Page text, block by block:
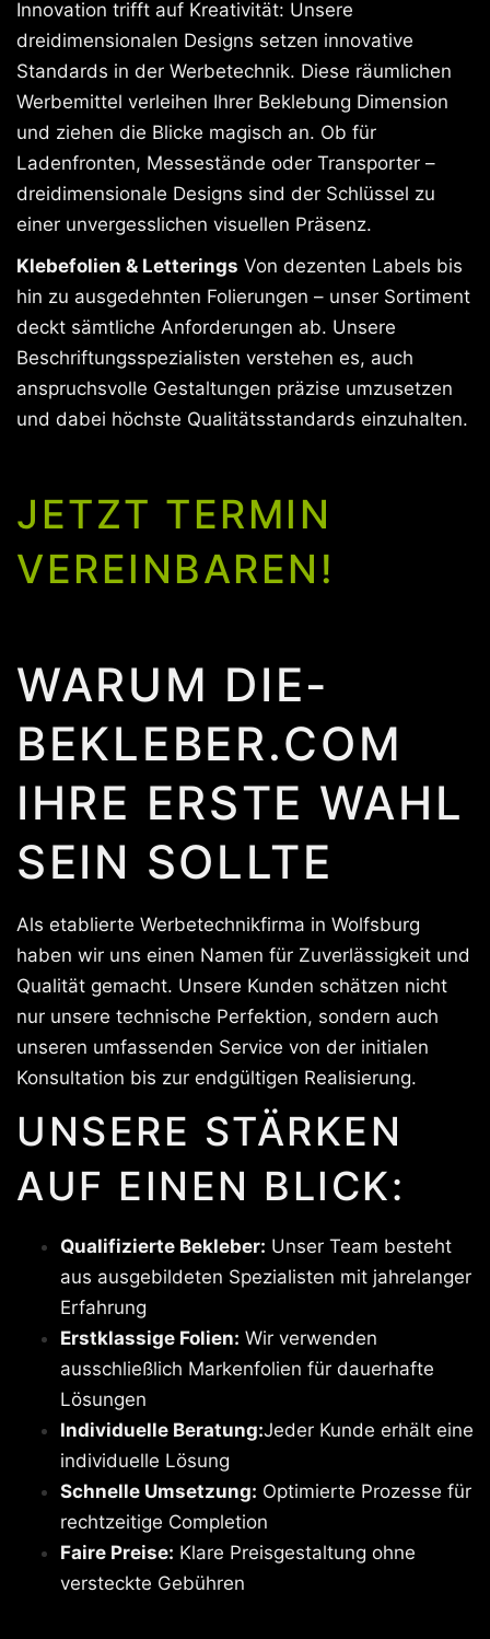
Innovation trifft auf Kreativität: Unsere
dreidimensionalen Designs setzen innovative
Standards in der Werbetechnik. Diese räumlichen
Werbemittel verleihen Ihrer Beklebung Dimension
und ziehen die Blicke magisch an. Ob für
Ladenfronten, Messestände oder Transporter –
dreidimensionale Designs sind der Schlüssel zu
einer unvergesslichen visuellen Präsenz.
Klebefolien & Letterings Von dezenten Labels bis
hin zu ausgedehnten Folierungen – unser Sortiment
deckt sämtliche Anforderungen ab. Unsere
Beschriftungsspezialisten verstehen es, auch
anspruchsvolle Gestaltungen präzise umzusetzen
und dabei höchste Qualitätsstandards einzuhalten.
JETZT TERMIN
VEREINBAREN!
WARUM DIE-
BEKLEBER.COM
IHRE ERSTE WAHL
SEIN SOLLTE
Als etablierte Werbetechnikfirma in Wolfsburg
haben wir uns einen Namen für Zuverlässigkeit und
Qualität gemacht. Unsere Kunden schätzen nicht
nur unsere technische Perfektion, sondern auch
unseren umfassenden Service von der initialen
Konsultation bis zur endgültigen Realisierung.
UNSERE STÄRKEN
AUF EINEN BLICK:
Qualifizierte Bekleber: Unser Team besteht
aus ausgebildeten Spezialisten mit jahrelanger
Erfahrung
Erstklassige Folien: Wir verwenden
ausschließlich Markenfolien für dauerhafte
Lösungen
Individuelle Beratung:Jeder Kunde erhält eine
individuelle Lösung
Schnelle Umsetzung: Optimierte Prozesse für
rechtzeitige Completion
Faire Preise: Klare Preisgestaltung ohne
versteckte Gebühren